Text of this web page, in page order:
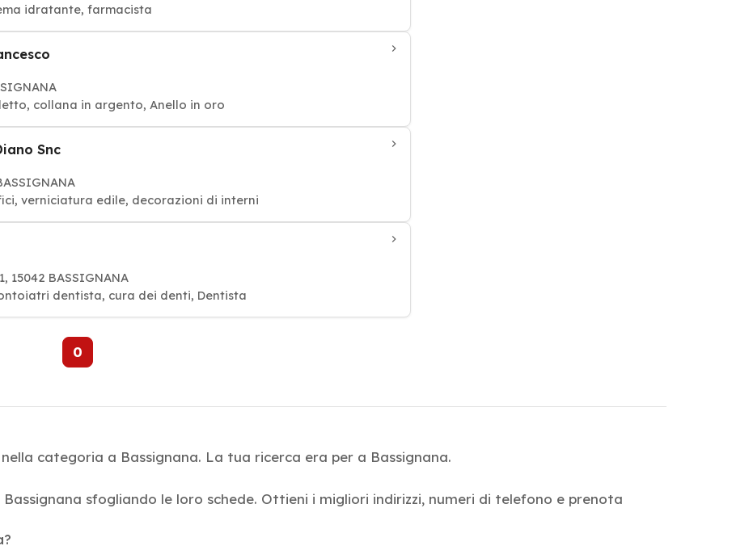
idratante, farmacista
collana in argento, Anello in oro
Snc
verniciatura edile, decorazioni di interni
15042 BASSIGNANA
dentista, cura dei denti, Dentista
0
categoria a Bassignana. La tua ricerca era per a Bassignana.
sfogliando le loro schede. Ottieni i migliori indirizzi, numeri di telefono e prenota